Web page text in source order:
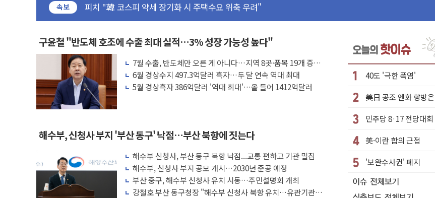
속보
법원, 한미 임주현 지분 100억 가압류 결정…4자 연합 균열 조짐
엔씨, '게임스컴 2026'서 글로벌 신작 라인업 공개
롯데백화점, '홈스타일링 페어'…리빙 최대 50% 할인
[AI 카드뉴스] 어린이집·유치원 비상! 수족구병이 다시 유행합니다.
운수업·기업활동 '원스톱'으로...데이터처, 기업 3만1000곳 경제통계조사
[르포] 폭염 속 '자폭 드론' 첫 실사격…미 해병대, 한반도 지형서 FPV 공격훈련 공개
공정위 "국고채 PD 15곳, 관행 아닌 담합…76조2000억 입찰 영향"
중소기업 기술자료 중국 계열사에 넘긴 세라젬…공정위 과징금 4억3200만원
정부, 한화오션·에코프로비엠 등 '슈퍼을' 5곳 선정...소부장 핵심기업 추가 육성
국표원, 해외직구 물놀이기구·유아용품 등 94개 제품 안전기준 '부적합'
쉐이크쉑, 남양주 현대아울렛에 '다산점' 열어
정부혁신 우수사례 세계에 알린다…식약처 AI 심사·소방청 119안심콜 영문 영상 제작
구윤철 "반도체 호조에 수출 최대 실적…3% 성장 가능성 높다"
7월 수출, 반도체만 오른 게 아니다…지역 8곳·품목 19개 증가
세 '뚜렷'
6월 경상수지 497.3억달러 흑자…두 달 연속 역대 최대
5월 경상흑자 386억달러 '역대 최대'…올 들어 1412억달러
해수부, 신청사 부지 '부산 동구' 낙점…부산 북항에 짓는다
해수부 신청사, 부산 동구 북항 낙점...교통 편하고 기관 밀집
해수부, 신청사 부지 공모 개시…2030년 준공 예정
부산 중구, 해수부 신청사 유치 시동…주민설명회 개최
강철호 부산 동구청장 "해수부 신청사 북항 유치…유관기관과
40도 '극한 폭염'
美日 공조 엔화 향방은
민주당 8·17 전당대회
美·이란 합의 근접
'보완수사권' 폐지